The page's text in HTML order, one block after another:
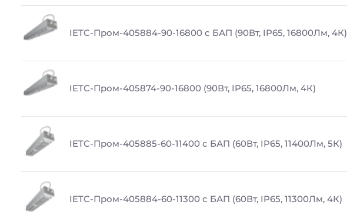
IETC-Пром-405884-90-16800 с БАП (90Вт, IP65, 16800Лм, 4К)
IETC-Пром-405874-90-16800 (90Вт, IP65, 16800Лм, 4К)
IETC-Пром-405885-60-11400 с БАП (60Вт, IP65, 11400Лм, 5К)
IETC-Пром-405884-60-11300 с БАП (60Вт, IP65, 11300Лм, 4К)